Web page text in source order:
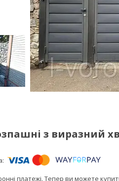
з виразний
платежі. Тепер ви можете